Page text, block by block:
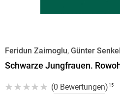
Feridun Zaimoglu, Günter Senkel
Schwarze Jungfrauen.
(0 Bewertungen) 15